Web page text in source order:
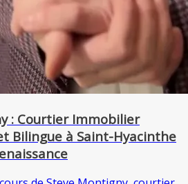
: Courtier Immobilier
Bilingue à Saint-Hyacinthe